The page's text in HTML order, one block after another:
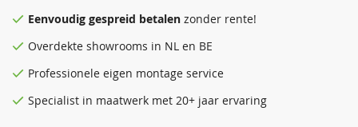
Eenvoudig gespreid betalen zonder rente!
Overdekte showrooms in NL en BE
Professionele eigen montage service
Specialist in maatwerk met 20+ jaar ervaring